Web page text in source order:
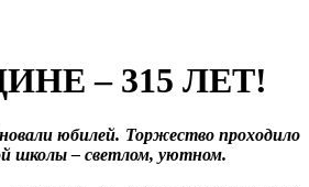
– 315 ЛЕТ!
юбилей. Торжество проходило
школы – светлом, уютном.